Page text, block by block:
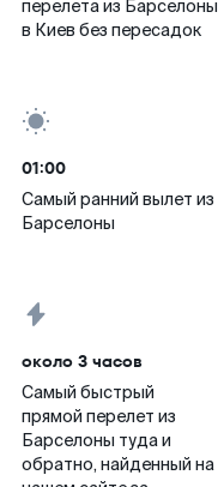
перелета из Барселоны
в Киев без пересадок
01:00
Самый ранний вылет из
Барселоны
около 3 часов
Самый быстрый
прямой перелет из
Барселоны туда и
обратно, найденный на